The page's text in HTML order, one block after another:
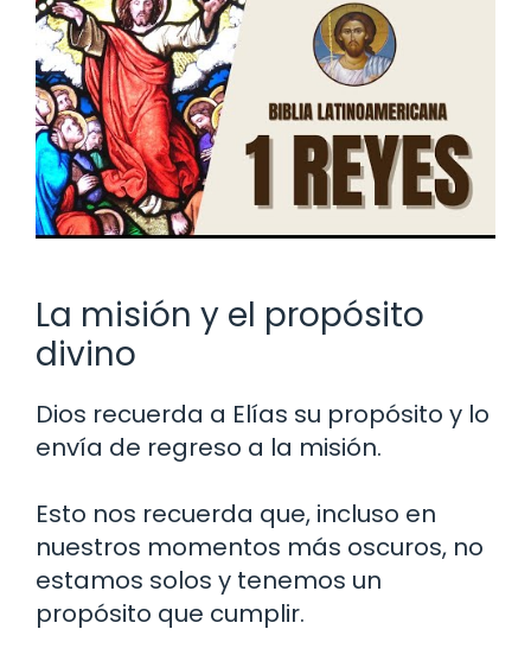
La misión y el propósito
divino
Dios recuerda a Elías su propósito y lo
envía de regreso a la misión.
Esto nos recuerda que, incluso en
nuestros momentos más oscuros, no
estamos solos y tenemos un
propósito que cumplir.